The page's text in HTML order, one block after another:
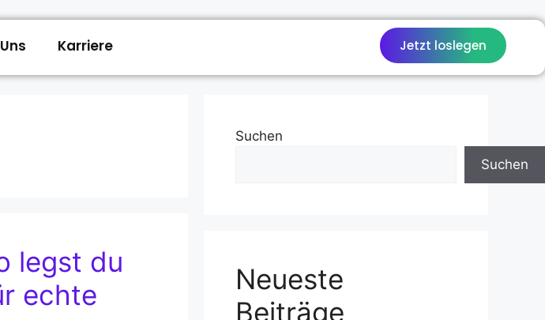
Karriere Jetzt loslegen
legst du
echte
Suchen
Suchen
Neueste
Beiträge